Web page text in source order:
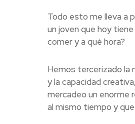
Todo esto me lleva a
un joven que hoy
comer y a qué hora?
Hemos tercerizado la
y la capacidad
mercadeo un enorme
al mismo tiempo y